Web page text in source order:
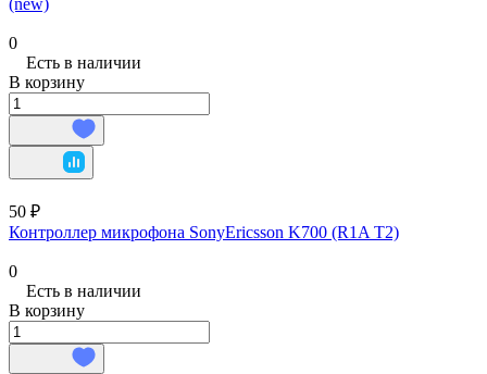
0
Есть в наличии
В корзину
50 ₽
Контроллер микрофона SonyEricsson K700 (R1A T2)
0
Есть в наличии
В корзину